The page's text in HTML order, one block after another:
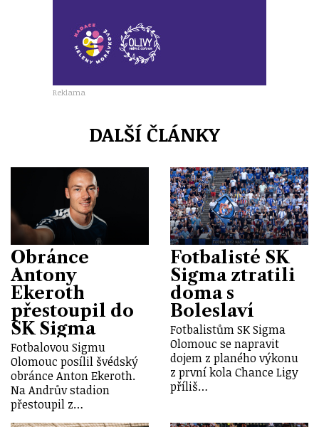
Reklama
DALŠÍ ČLÁNKY
Obránce
Antony
Ekeroth
přestoupil do
SK Sigma
Fotbalovou Sigmu
Olomouc posílil švédský
obránce Anton Ekeroth.
Na Andrův stadion
přestoupil z…
Fotbalisté SK
Sigma ztratili
doma s
Boleslaví
Fotbalistům SK Sigma
Olomouc se napravit
dojem z planého výkonu
z první kola Chance Ligy
příliš…